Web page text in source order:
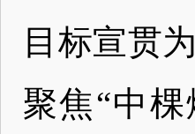
目标宣贯
聚焦“中